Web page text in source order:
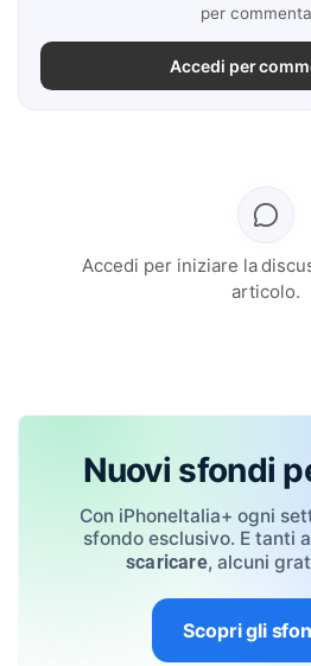
per
Accedi per
Accedi per iniziare la
articolo.
Nuovi sfondi
Con iPhoneItalia+ ogni
sfondo esclusivo. E tanti
scaricare, alcuni
Scopri gli